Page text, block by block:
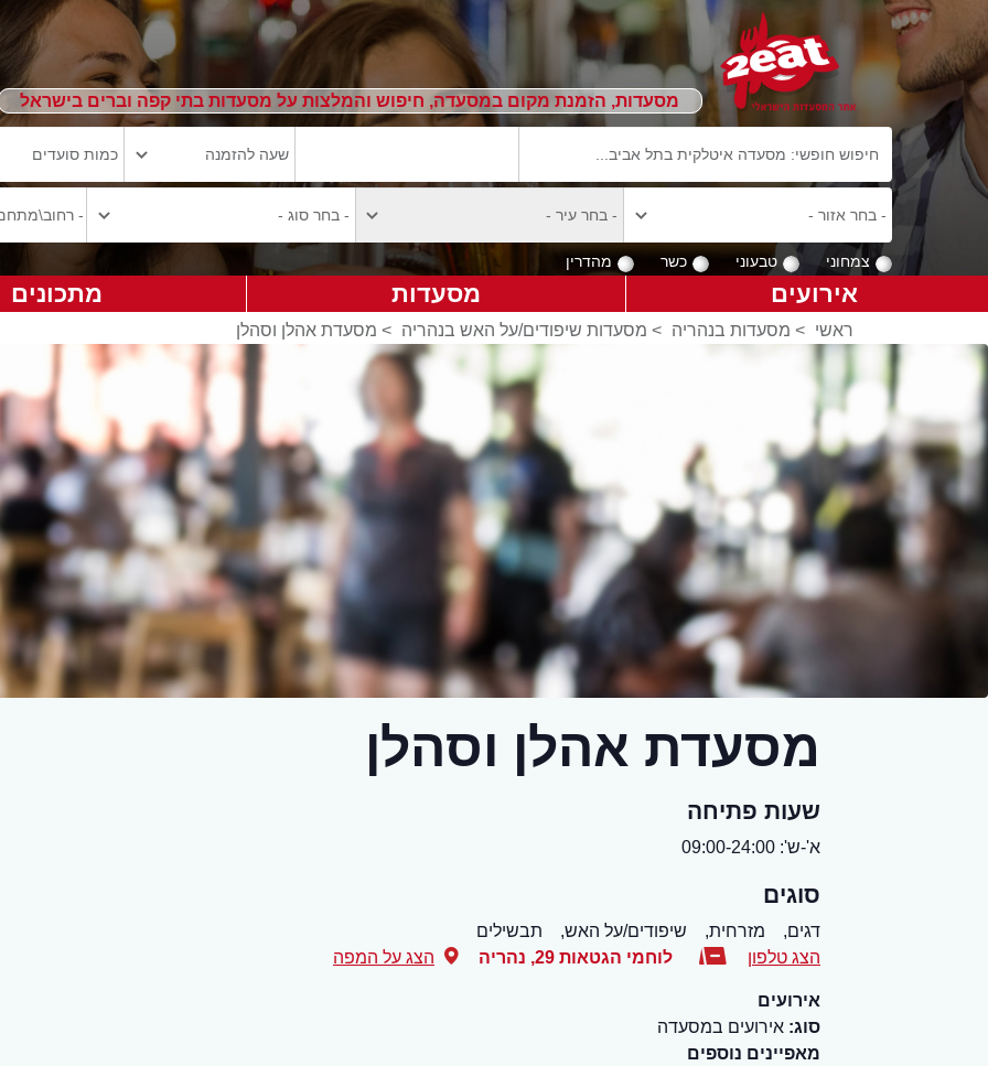
מסעדות, הזמנת מקום במסעדה, חיפוש והמלצות על מסעדות בתי קפה וברים בישראל
צמחוני טבעוני כשר מהדרין
אירועים מסעדות מתכונים
ראשי > מסעדות בנהריה > מסעדות שיפודים/על האש בנהריה > מסעדת אהלן וסהלן
מסעדת אהלן וסהלן
שעות פתיחה
א'-ש': 09:00-24:00
סוגים
דגים, מזרחית, שיפודים/על האש,
תבשילים
הצג טלפון
לוחמי הגטאות 29 , נהריה הצג על המפה
אירועים
סוג: אירועים במסעדה
מאפיינים נוספים